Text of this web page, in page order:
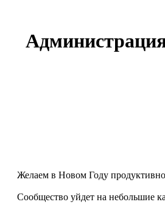
Желаем в Новом Году
Сообщество уйдет на небольшие